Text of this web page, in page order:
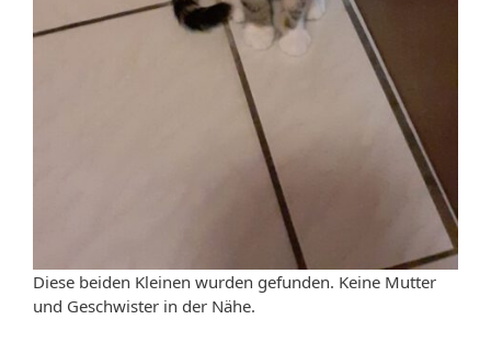
Diese beiden Kleinen wurden gefunden. Keine Mutter
und Geschwister in der Nähe.